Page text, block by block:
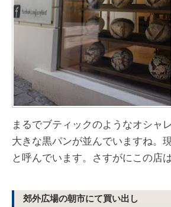
まるでブティックのようなオシャ
大きな黒パンが並んでいますね。
と呼んでいます。さすがにこの店
郊外広場の朝市にて買い出し